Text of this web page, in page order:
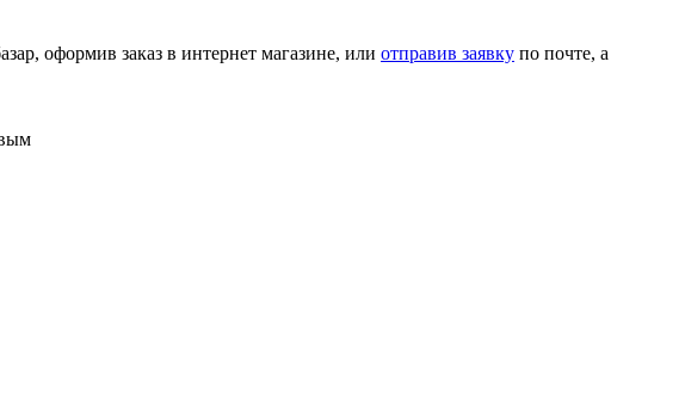
оформив заказ в интернет магазине, или отправив заявку по почте, а